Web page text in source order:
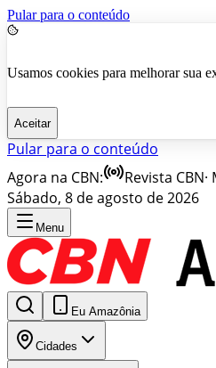
Pular para o conteúdo
Usamos cookies para melhorar sua
Aceitar
Pular para o conteúdo
Agora na CBN:
Revista CBN·
Sábado, 8 de agosto de 2026
Menu
Eu Amazônia
Cidades